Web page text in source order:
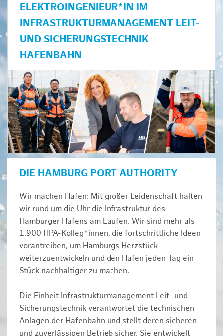
ELEKTROINGENIEUR*IN IM
INFRASTRUKTURMANAGEMENT LEIT-
UND SICHERUNGSTECHNIK
HAFENBAHN
DIE HAMBURG PORT AUTHORITY
Wir machen Hafen: Mit großer Leidenschaft halten
wir rund um die Uhr die Infrastruktur des
Hamburger Hafens am Laufen. Wir sind mehr als
1.900 HPA-Kolleg*innen, die fortschrittliche Ideen
vorantreiben, um Hamburgs Herzstück
weiterzuentwickeln und den Hafen jeden Tag ein
Stück nachhaltiger zu machen.
Die Einheit Infrastrukturmanagement Leit- und
Sicherungstechnik verantwortet die technischen
Anlagen der Hafenbahn und stellt deren sicheren
und zuverlässigen Betrieb sicher. Sie entwickelt